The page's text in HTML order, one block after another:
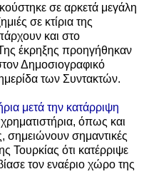
σε αρκετά μεγάλη
σε κτίρια της
και στο
έκρηξης προηγήθηκαν
Δημοσιογραφικό
των Συντακτών.
μετά την κατάρριψη
όπως και
σημειώνουν σημαντικές
Τουρκίας ότι κατέρριψε
τον εναέριο χώρο της